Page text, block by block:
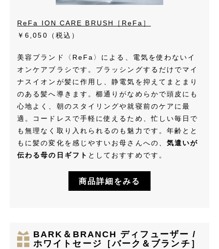
ReFa ION CARE BRUSH［ReFa］
￥6,050（税込）
美容ブランド〈ReFa〉による、電気を使わないイ
オンケアブラシです。ブラッシングするだけでマイ
ナスイオンが髪に作用し、静電気を抑えてまとまり
のある髪へ導きます。櫛通りがなめらかで頭皮にも
心地よく、朝のスタイリングや就寝前のケアに最
適。コードレスで手軽に使えるため、忙しい毎日で
も無理なく取り入れられるのも魅力です。年齢とと
もに髪の変化を感じやすいお母さんへの、 気遣いが
伝わる母の日ギフト としておすすめです。
商品詳細をみる
BARK＆BRANCH ディフューザー /
ホワイトセージ［バーク＆ブランチ］